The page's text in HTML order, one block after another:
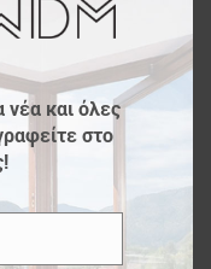
2024
14η SICAM
ώθηση και νέο-
νέα και όλες
στο